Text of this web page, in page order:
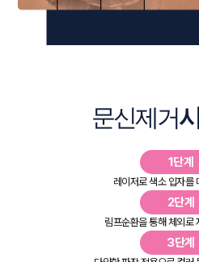
문신제거
1단계
레이저로 색소 입자를
2단계
림프순환을 통해 체외로
3단계